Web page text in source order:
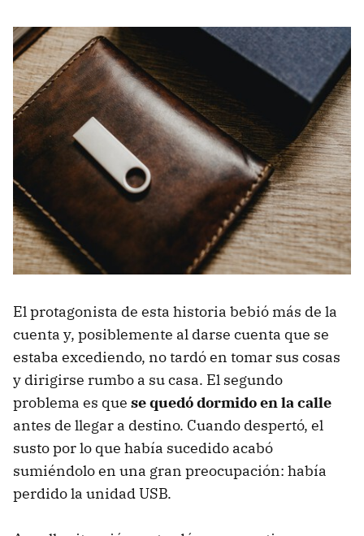
El protagonista de esta historia bebió más de la
cuenta y, posiblemente al darse cuenta que se
estaba excediendo, no tardó en tomar sus cosas
y dirigirse rumbo a su casa. El segundo
problema es que se quedó dormido en la calle
antes de llegar a destino. Cuando despertó, el
susto por lo que había sucedido acabó
sumiéndolo en una gran preocupación: había
perdido la unidad USB.